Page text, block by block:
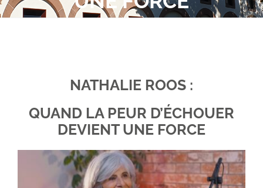
Obtenez un devis. Prenons RDV ?
NATHALIE ROOS :
QUAND LA PEUR D’ÉCHOUER
DEVIENT UNE FORCE